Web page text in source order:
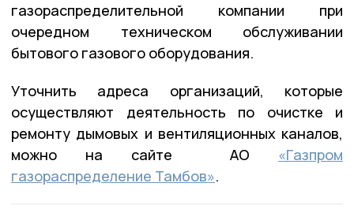
газораспределительной компании при
очередном техническом обслуживании
бытового газового оборудования.
Уточнить адреса организаций, которые
осуществляют деятельность по очистке и
ремонту дымовых и вентиляционных каналов,
можно на сайте АО «Газпром
газораспределение Тамбов».